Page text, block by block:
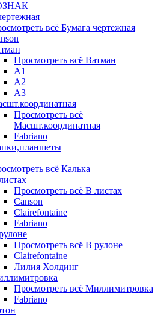
всё Бумага чертежная
Просмотреть всё Ватман
А1
А2
А3
Просмотреть всё
Масшт.координатная
Fabriano
всё Калька
Просмотреть всё В листах
Canson
Clairefontaine
Fabriano
Просмотреть всё В рулоне
Clairefontaine
Лилия Холдинг
Просмотреть всё Миллимитровка
Fabriano